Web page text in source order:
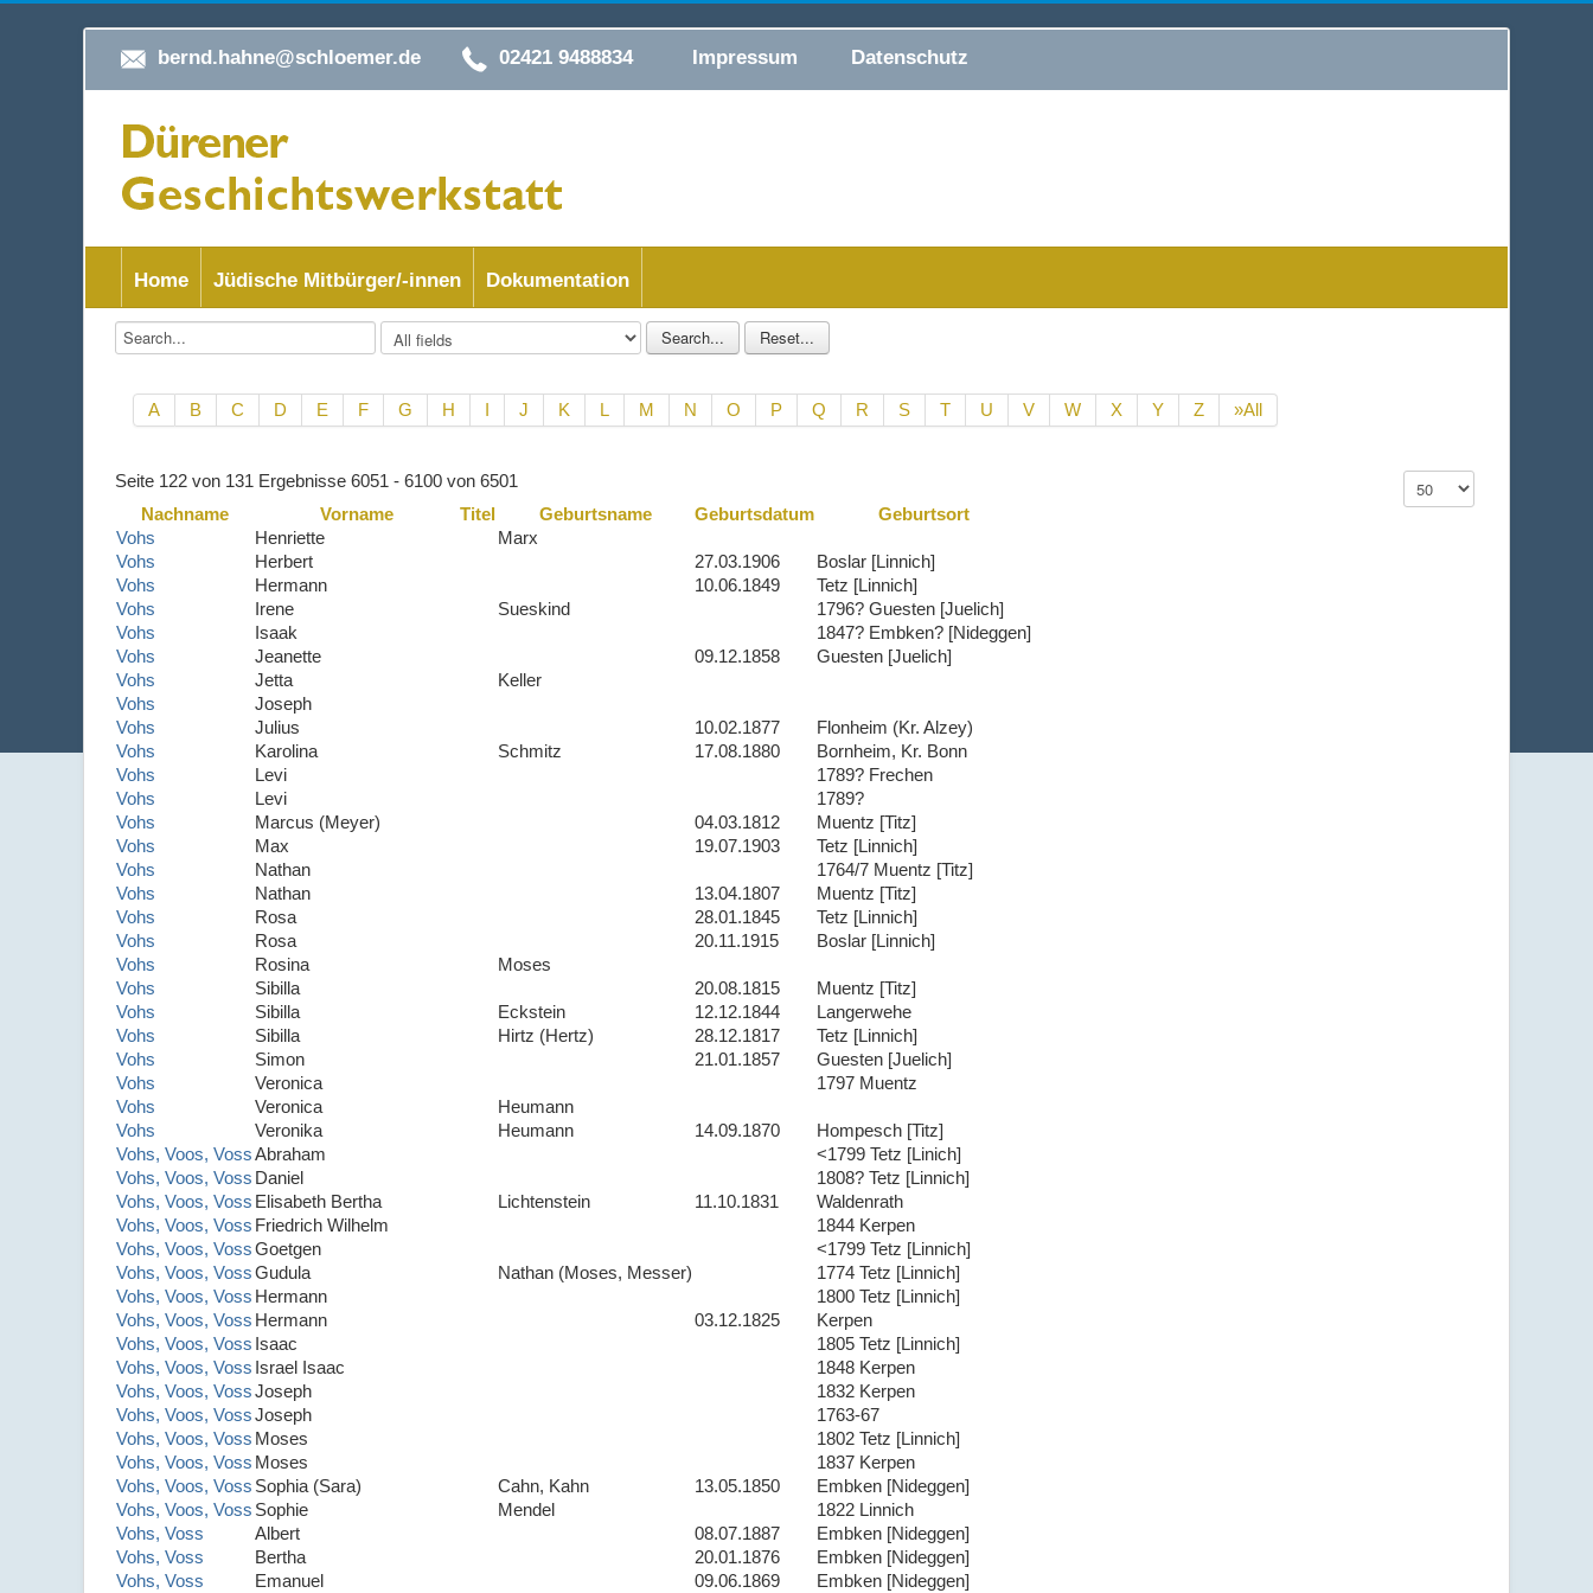
bernd.hahne@schloemer.de 02421 9488834 Impressum Datenschutz
Home Jüdische Mitbürger/-innen Dokumentation
A B C D E F G H I J K L M N O P Q R S T U V W X Y Z »All
Seite 122 von 131 Ergebnisse 6051 - 6100 von 6501
Nachname
Vorname Titel Geburtsname Geburtsdatum
Geburtsort
Vohs
Henriette
Marx
Vohs
Herbert 27.03.1906
Boslar [Linnich]
Vohs
Hermann 10.06.1849
Tetz [Linnich]
Vohs
Irene Sueskind
1796? Guesten [Juelich]
Vohs
Isaak
1847? Embken? [Nideggen]
Vohs
Jeanette 09.12.1858
Guesten [Juelich]
Vohs
Jetta
Keller
Vohs
Joseph
Vohs
Julius 10.02.1877
Flonheim (Kr. Alzey)
Vohs
Karolina Schmitz 17.08.1880
Bornheim, Kr. Bonn
Vohs
Levi
1789? Frechen
Vohs
Levi
1789?
Vohs
Marcus (Meyer) 04.03.1812
Muentz [Titz]
Vohs
Max 19.07.1903
Tetz [Linnich]
Vohs
Nathan
1764/7 Muentz [Titz]
Vohs
Nathan 13.04.1807
Muentz [Titz]
Vohs
Rosa 28.01.1845
Tetz [Linnich]
Vohs
Rosa 20.11.1915
Boslar [Linnich]
Vohs
Rosina
Moses
Vohs
Sibilla 20.08.1815
Muentz [Titz]
Vohs
Sibilla Eckstein 12.12.1844
Langerwehe
Vohs
Sibilla Hirtz (Hertz) 28.12.1817
Tetz [Linnich]
Vohs
Simon 21.01.1857
Guesten [Juelich]
Vohs
Veronica
1797 Muentz
Vohs
Veronica
Heumann
Vohs
Veronika Heumann 14.09.1870
Hompesch [Titz]
Vohs, Voos, VossAbraham
<1799 Tetz [Linich]
Vohs, Voos, Voss Daniel
1808? Tetz [Linnich]
Vohs, Voos, Voss Elisabeth Bertha Lichtenstein 11.10.1831
Waldenrath
Vohs, Voos, Voss Friedrich Wilhelm
1844 Kerpen
Vohs, Voos, VossGoetgen
<1799 Tetz [Linnich]
Vohs, Voos, VossGudula Nathan (Moses, Messer)
1774 Tetz [Linnich]
Vohs, Voos, Voss Hermann
1800 Tetz [Linnich]
Vohs, Voos, Voss Hermann 03.12.1825
Kerpen
Vohs, Voos, Voss Isaac
1805 Tetz [Linnich]
Vohs, Voos, Voss Israel Isaac
1848 Kerpen
Vohs, Voos, VossJoseph
1832 Kerpen
Vohs, Voos, VossJoseph
1763-67
Vohs, Voos, Voss Moses
1802 Tetz [Linnich]
Vohs, Voos, Voss Moses
1837 Kerpen
Vohs, Voos, Voss Sophia (Sara) Cahn, Kahn 13.05.1850
Embken [Nideggen]
Vohs, Voos, Voss Sophie Mendel
1822 Linnich
Vohs, Voss
Albert 08.07.1887
Embken [Nideggen]
Vohs, Voss
Bertha 20.01.1876
Embken [Nideggen]
Vohs, Voss
Emanuel 09.06.1869 Embken [Nideggen]